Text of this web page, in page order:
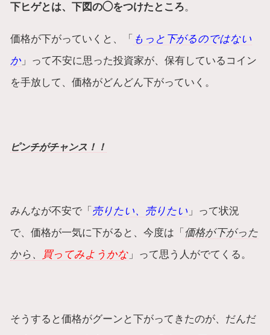
下ヒゲとは、下図の◯をつけたところ。
価格が下がっていくと、「 もっと下がるのではない
か 」って不安に思った投資家が、保有しているコイン
を手放して、価格がどんどん下がっていく。
ピンチがチャンス！！
みんなが不安で「 売りたい、売りたい 」って状況
で、価格が一気に下がると、今度は「 価格が下がった
から、
買ってみようかな 」って思う人がでてくる。
そうすると価格がグーンと下がってきたのが、だんだ